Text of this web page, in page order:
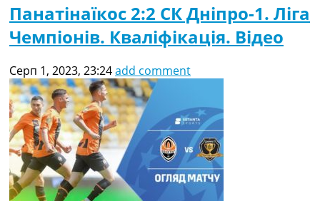
Панатінаїкос 2:2 СК Дніпро-1. Ліга
Чемпіонів. Кваліфікація. Відео
Серп 1, 2023, 23:24add comment